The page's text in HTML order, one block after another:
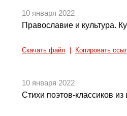
10 января 2022
Православие и культура.
Скачать файл Копировать
10 января 2022
Стихи поэтов-классиков